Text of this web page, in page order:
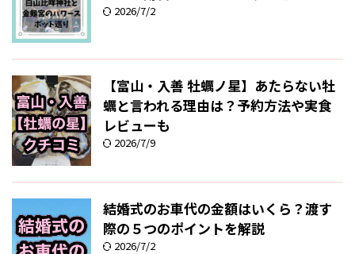
2026/7/2
【富山・入善 牡蠣ノ星】あたらない牡
蠣と言われる理由は？予約方法や実食
レビューも
2026/7/9
結婚式のお車代の金額はいくら？渡す
際の５つのポイントを解説
2026/7/2